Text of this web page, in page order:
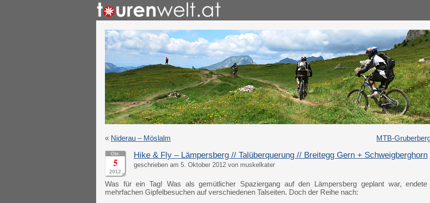
« Niderau – Möslalm MTB-
Okt.
5
2012
Hike & Fly – Lämpersberg // Talüberquerung // Breitegg Gern + Schweigberghorn
geschrieben am 5. Oktober 2012 von muskelkater
Was für ein Tag! Was als gemütlicher Spaziergang auf den Lämpersberg geplant war, endete
mehrfachen Gipfelbesuchen auf verschiedenen Talseiten. Doch der Reihe nach: